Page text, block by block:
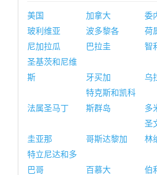
美国 加拿大
委
玻利维亚
波多黎各
荷
尼加拉瓜
巴拉圭
智
圣基茨和尼维
斯
牙买加 乌
法属圣马丁
特克斯和凯科
斯群岛
多
圭亚那 哥斯达黎加
圣
林
特立尼达和多
巴哥
百慕大
伯